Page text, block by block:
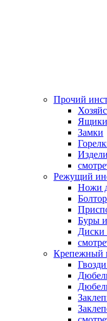
Прочий
Ящики
Замки
Режущий
Ножи
Буры и
Диски
Крепежный